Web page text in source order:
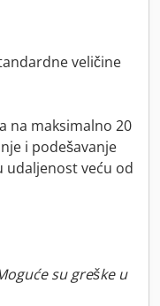
veličine
na maksimalno 20
i podešavanje
udaljenost veću od
su greške u